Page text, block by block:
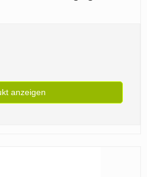
anzeigen